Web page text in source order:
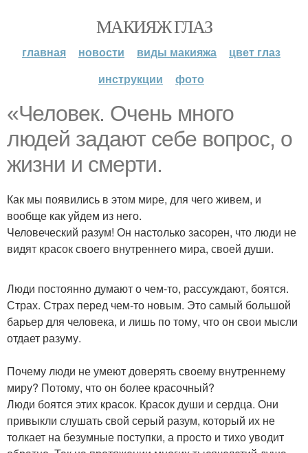
МАКИЯЖ ГЛАЗ
главная новости виды макияжа
цвет глаз
инструкции
фото
«Человек. Очень много
людей задают себе вопрос, о
жизни и смерти.
Как мы появились в этом мире, для чего живем, и
вообще как уйдем из него.
Человеческий разум! Он настолько засорен, что люди не
видят красок своего внутреннего мира, своей души.
Люди постоянно думают о чем-то, рассуждают, боятся.
Страх. Страх перед чем-то новым. Это самый большой
барьер для человека, и лишь по тому, что он свои мысли
отдает разуму.
Почему люди не умеют доверять своему внутреннему
миру? Потому, что он более красочный?
Люди боятся этих красок. Красок души и сердца. Они
привыкли слушать свой серый разум, который их не
толкает на безумные поступки, а просто и тихо уводит